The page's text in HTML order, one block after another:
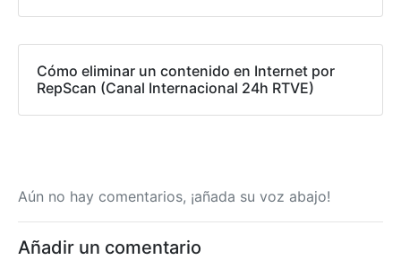
Cómo eliminar un contenido en Internet por
RepScan (Canal Internacional 24h RTVE)
Aún no hay comentarios, ¡añada su voz abajo!
Añadir un comentario